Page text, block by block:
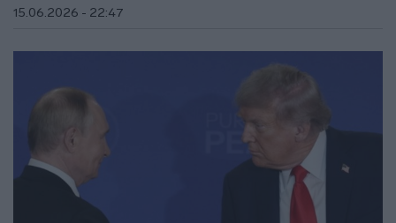
15.06.2026 - 22:47